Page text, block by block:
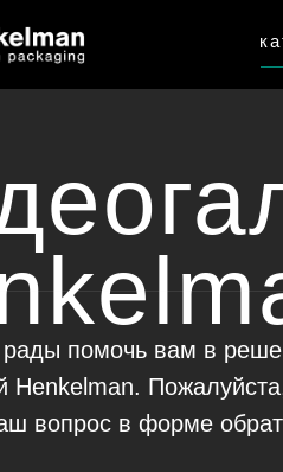
помочь вам в
Henkelman.
вопрос в форме